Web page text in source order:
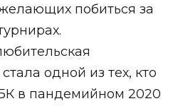
побиться за
одной из тех, кто
в пандемийном 2020